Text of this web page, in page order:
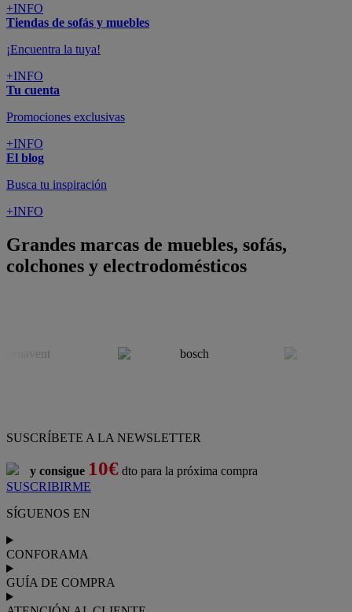
+INFO
Tiendas de sofás y muebles
¡Encuentra la tuya!
+INFO
Tu cuenta
Promociones exclusivas
+INFO
El blog
Busca tu inspiración
+INFO
Grandes marcas de muebles, sofás,
colchones y electrodomésticos
SUSCRÍBETE A LA NEWSLETTER
y consigue 10€ dto para la próxima compra
SUSCRIBIRME
SÍGUENOS EN
CONFORAMA
GUÍA DE COMPRA